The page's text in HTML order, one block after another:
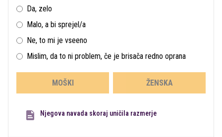
Da, zelo
Malo, a bi sprejel/a
Ne, to mi je vseeno
Mislim, da to ni problem, če je brisača redno oprana
MOŠKI ŽENSKA
Njegova navada skoraj uničila razmerje